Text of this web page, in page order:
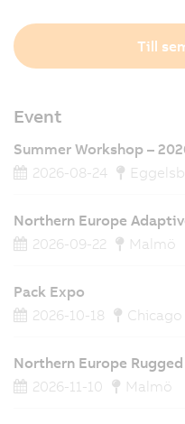
Till
Event
Summer Workshop –
2026-08-24
Northern Europe
2026-09-22
Malmö
Pack Expo
2026-10-18
Chicago
Northern Europe
2026-11-10
Malmö